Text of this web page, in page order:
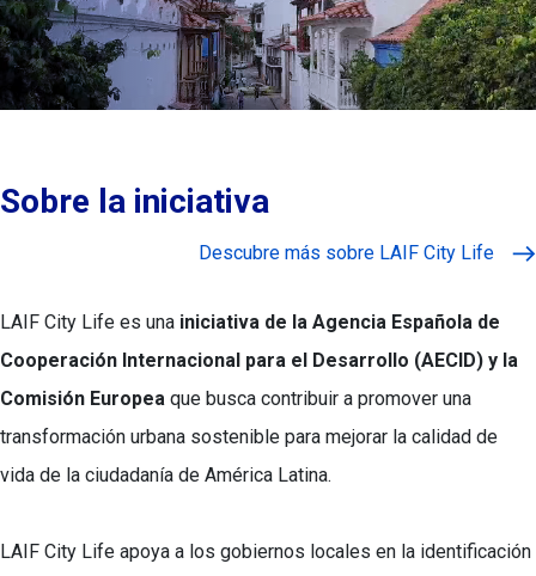
Sobre la iniciativa
Descubre más sobre LAIF City Life
LAIF City Life es una iniciativa de la Agencia Española de
Cooperación Internacional para el Desarrollo (AECID) y la
Comisión Europea que busca contribuir a promover una
transformación urbana sostenible para mejorar la calidad de
vida de la ciudadanía de América Latina.
LAIF City Life apoya a los gobiernos locales en la identificación